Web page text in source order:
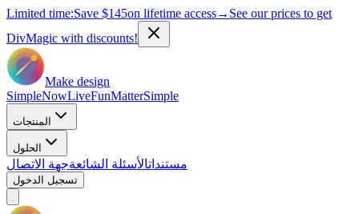
Limited time:Save $145on lifetime access→ See our prices to get
DivMagic with discounts!
Make design
SimpleNowLiveFunMatterSimple
المنتجات
الحلول
مستنداتالأسئلة الشائعةجهة الاتصال
تسجيل الدخول